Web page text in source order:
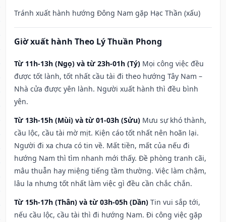
Tránh xuất hành hướng Đông Nam gặp Hạc Thần (xấu)
Giờ xuất hành Theo Lý Thuần Phong
Từ 11h-13h (Ngọ) và từ 23h-01h (Tý) Mọi công việc đều
được tốt lành, tốt nhất cầu tài đi theo hướng Tây Nam –
Nhà cửa được yên lành. Người xuất hành thì đều bình
yên.
Từ 13h-15h (Mùi) và từ 01-03h (Sửu) Mưu sự khó thành,
cầu lộc, cầu tài mờ mịt. Kiện cáo tốt nhất nên hoãn lại.
Người đi xa chưa có tin về. Mất tiền, mất của nếu đi
hướng Nam thì tìm nhanh mới thấy. Đề phòng tranh cãi,
mâu thuẫn hay miệng tiếng tầm thường. Việc làm chậm,
lâu la nhưng tốt nhất làm việc gì đều cần chắc chắn.
Từ 15h-17h (Thân) và từ 03h-05h (Dần) Tin vui sắp tới,
nếu cầu lộc, cầu tài thì đi hướng Nam. Đi công việc gặp